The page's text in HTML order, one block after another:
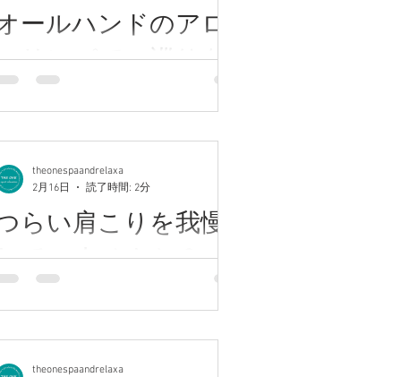
度ご相談ください。 春を心地よく迎
る準備を、一緒に整えていきましょ
。 ★★★★ブログ担当 桑原
〈探していたのはこの贅
との組み合わせも人気。 本日のロン
コースは満席となりました。 明日以
ます。 川崎でアロママッサージ・リ
パマッサージ・ヘッドスパをお探し
ごしください。 ★★★★ブログ担
大沢★★★★★★ 〈探していた
はこの贅沢〉じっくり圧のリンパオ
ルマッサージ 当サロンオリジナ
、 自慢の手技で本格ヘッドス
が、 その日のお体の状態やご希望を
寧にお伺いし、 全身コースに取り入
ることで、より深く不調へアプロー
反射区があるといわれています。
・首・肩・内臓・骨盤・脚まで、そ
、今の体の状態が現れやすいのが特
ンパを心臓へ押し戻すポンプの役割
滞りやすくなり、冷え・むくみ・だ
さ・疲労感へと繋がります。 【脛ま
いるケースも多く見られます。 デス
ールハンドのアロ
リンパで、巡りを
えるケアを。
均一価格◎ 川崎西口徒歩7分.尻手
分バス停目の前 ★★★★★★★★★★
さんこんにちは♪ 今日は「切り干し大
の日」だそうです！ 切り干し大根の
及を目的に業界団体が制定した記念
です。 由来は主に次の2つ。 2月：寒
乾燥する時期で、切り干し大根づく
菜）を表現 つまり、**「旬の時期 ×
らい肩こりを我慢
ていませんか？
均一価格◎ 川崎西口徒歩7分.尻手
分バス停目の前 ★★★★★★★★★★
theonespaandrelaxa
2月16日
読了時間: 2分
theonespaandrelaxa